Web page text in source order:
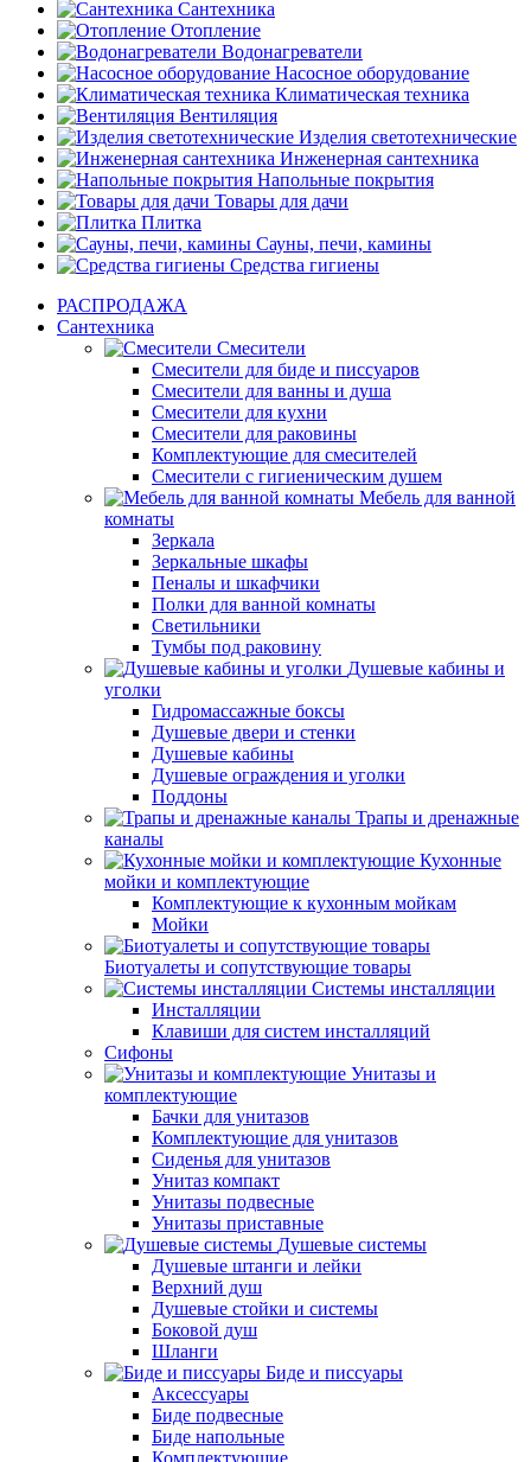
Сантехника
Отопление
Водонагреватели
Насосное оборудование
Климатическая техника
Вентиляция
Изделия светотехнические
Инженерная сантехника
Напольные покрытия
Товары для дачи
Плитка
Сауны, печи, камины
Средства гигиены
РАСПРОДАЖА
Сантехника
Смесители
Смесители для биде и писсуаров
Смесители для ванны и душа
Смесители для кухни
Смесители для раковины
Комплектующие для смесителей
Смесители с гигиеническим душем
Мебель для ванной
комнаты
Зеркала
Зеркальные шкафы
Пеналы и шкафчики
Полки для ванной комнаты
Светильники
Тумбы под раковину
Душевые кабины и
уголки
Гидромассажные боксы
Душевые двери и стенки
Душевые кабины
Душевые ограждения и уголки
Поддоны
Трапы и дренажные
каналы
Кухонные
мойки и комплектующие
Комплектующие к кухонным мойкам
Мойки
Биотуалеты и сопутствующие товары
Системы инсталляции
Инсталляции
Клавиши для систем инсталляций
Сифоны
Унитазы и
комплектующие
Бачки для унитазов
Комплектующие для унитазов
Сиденья для унитазов
Унитаз компакт
Унитазы подвесные
Унитазы приставные
Душевые системы
Душевые штанги и лейки
Верхний душ
Душевые стойки и системы
Боковой душ
Шланги
Биде и писсуары
Аксессуары
Биде подвесные
Биде напольные
Комплектующие